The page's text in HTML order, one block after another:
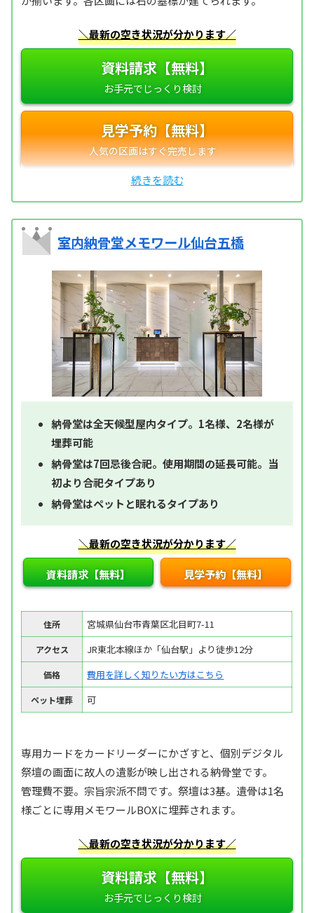
＼最新の空き状況が分かります／
資料請求【無料】
見学予約【無料】
室内納骨堂メモワール仙台五橋
納骨堂は全天候型屋内タイプ。1名様、2名様が
埋葬可能
納骨堂は7回忌後合祀。使用期間の延長可能。当
初より合祀タイプあり
納骨堂はペットと眠れるタイプあり
＼最新の空き状況が分かります／
資料請求【無料】 見学予約【無料】
住所 宮城県仙台市青葉区北目町7-11
アクセス JR東北本線ほか「仙台駅」より徒歩12分
価格 費用を詳しく知りたい方はこちら
ペット埋葬 可
専用カードをカードリーダーにかざすと、個別デジタル
祭壇の画面に故人の遺影が映し出される納骨堂です。
管理費不要。宗旨宗派不問です。祭壇は3基。遺骨は1名
様ごとに専用メモワールBOXに埋葬されます。
＼最新の空き状況が分かります／
資料請求【無料】